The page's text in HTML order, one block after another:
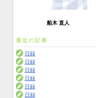
船木 直人
最近の記事
日録
日録
日録
日録
日録
日録